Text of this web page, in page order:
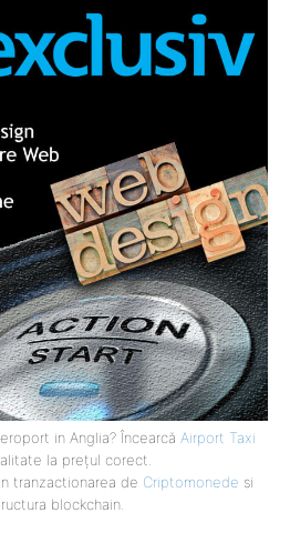
in Anglia? Încearcă Airport Taxi
la prețul corect.
tranzactionarea de Criptomonede si
blockchain.